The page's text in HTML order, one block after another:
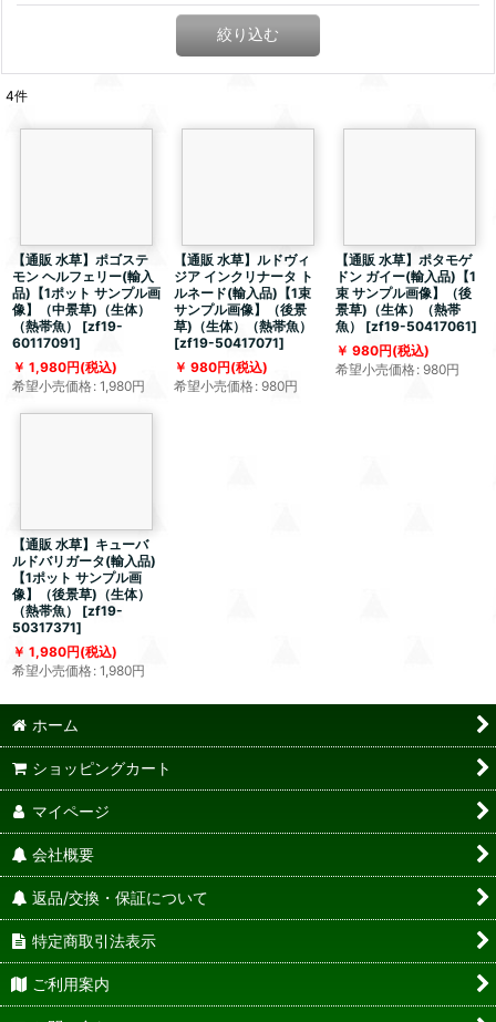
絞り込む
4件
【通販 水草】ポゴステ
モン ヘルフェリー(輸入
品)【1ポット サンプル画
像】（中景草)（生体）
（熱帯魚）
[zf19-
60117091]
1,980円(税込)
希望小売価格: 1,980円
【通販 水草】ルドヴィ
ジア インクリナータ ト
ルネード(輸入品)【1束
サンプル画像】（後景
草)（生体）（熱帯魚）
[zf19-50417071]
980円(税込)
希望小売価格: 980円
【通販 水草】ポタモゲ
ドン ガイー(輸入品)【1
束 サンプル画像】（後
景草)（生体）（熱帯
魚）
[zf19-50417061]
980円(税込)
希望小売価格: 980円
【通販 水草】キューバ
ルドバリガータ(輸入品)
【1ポット サンプル画
像】（後景草)（生体）
（熱帯魚）
[zf19-
50317371]
1,980円(税込)
希望小売価格: 1,980円
ホーム
ショッピングカート
マイページ
会社概要
返品/交換・保証について
特定商取引法表示
ご利用案内